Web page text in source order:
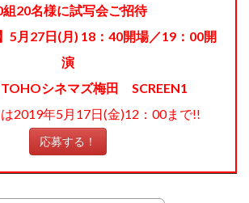
組20名様に試写会ご招待
5月27日(月) 18：40開場／19：00開
演
TOHOシネマズ梅田 SCREEN1
2019年5月17日(金)12：00まで!!
応募する！